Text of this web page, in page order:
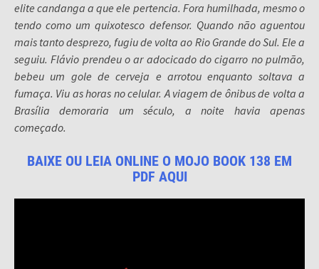
elite candanga a que ele pertencia. Fora humilhada, mesmo o
tendo como um quixotesco defensor. Quando não aguentou
mais tanto desprezo, fugiu de volta ao Rio Grande do Sul. Ele a
seguiu. Flávio prendeu o ar adocicado do cigarro no pulmão,
bebeu um gole de cerveja e arrotou enquanto soltava a
fumaça. Viu as horas no celular. A viagem de ônibus de volta a
Brasília demoraria um século, a noite havia apenas
começado.
BAIXE OU LEIA ONLINE O MOJO BOOK 138 EM
PDF AQUI